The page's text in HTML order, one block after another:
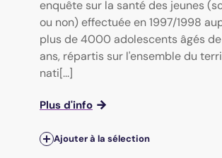
enquête sur la santé des jeunes
ou non) effectuée en 1997/1998
plus de 4000 adolescents âgés de
ans, répartis sur l'ensemble du
nati[...]
Plus d'info
Ajouter à la sélection